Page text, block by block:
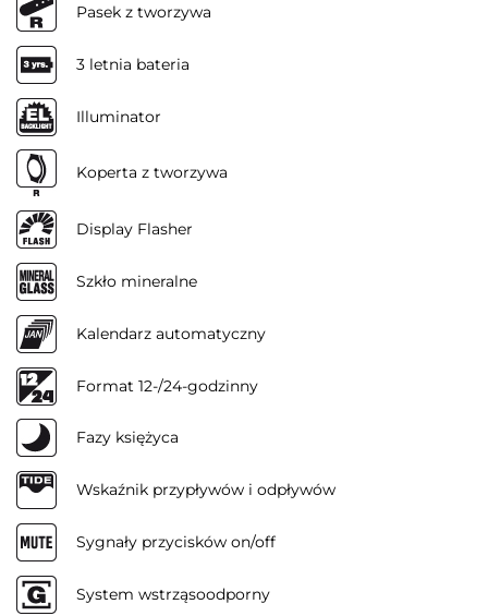
Pasek z tworzywa
3 letnia bateria
Illuminator
Koperta z tworzywa
Display Flasher
Szkło mineralne
Kalendarz automatyczny
Format 12-/24-godzinny
Fazy księżyca
Wskaźnik przypływów i odpływów
Sygnały przycisków on/off
System wstrząsoodporny